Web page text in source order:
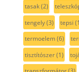
tasak(2)
tengely(3) tepsi
termoelem(6)
tisztítószer(1)